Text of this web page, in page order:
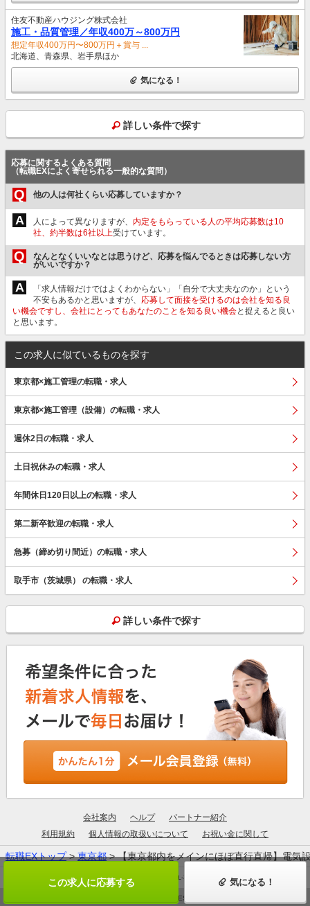
この求人に応募する 気になる！
住友不動産ハウジング株式会社
施⼯・品質管理／年収400万～800万円
想定年収400万円〜800万円＋賞与 ...
北海道、青森県、岩手県ほか
気になる！
詳しい条件で探す
応募に関するよくある質問
（転職EXによく寄せられる一般的な質問）
Q 他の人は何社くらい応募していますか？
A 人によって異なりますが、 内定をもらっている人の平均応募数は10
社、約半数は6社以上受けています。
Q
なんとなくいいなとは思うけど、応募を悩んでるときは応募しない方
がいいですか？
A
「求人情報だけではよくわからない」「自分で大丈夫なのか」という
不安もあるかと思いますが、 応募して面接を受けるのは会社を知る良
い機会ですし、会社にとってもあなたのことを知る良い機会と捉えると良い
と思います。
この求人に似ているものを探す
東京都×施工管理の転職・求人
東京都×施工管理（設備）の転職・求人
週休2日の転職・求人
土日祝休みの転職・求人
年間休日120日以上の転職・求人
第二新卒歓迎の転職・求人
急募（締め切り間近）の転職・求人
取手市（茨城県） の転職・求人
詳しい条件で探す
会社案内 ヘルプ
パートナー紹介
利用規約
個人情報の取扱いについて お祝い金に関して
転職EXトップ>東京都> 【東京都内をメインにほぼ直行直帰】電気
厚生労働大臣許可：13-ユ-305190
© ZIGExN ALL RIGHTS RESERVED.